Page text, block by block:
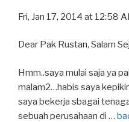
Fri, Jan 17, 2014 at 12:58
Dear Pak Rustan, Salam
Hmm..saya mulai saja ya
malam2…habis saya
saya bekerja sbagai
sebuah perusahaan di …